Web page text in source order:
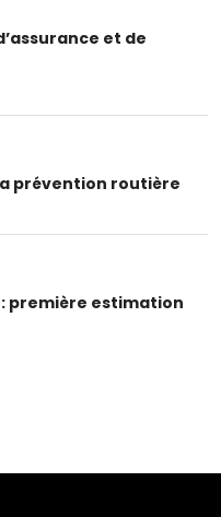
et de
prévention routière
première estimation